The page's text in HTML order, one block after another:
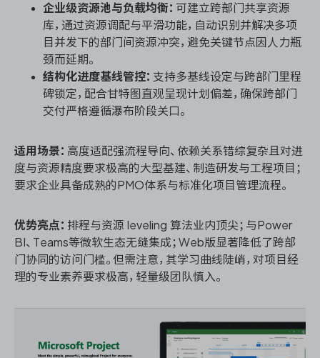
企业级资源池与负载均衡： 可建立跨部门共享资源
库，通过资源调配与平滑功能，自动识别并解决多项
目并发下的部门间资源冲突，避免关键节点因人力瓶
颈而延期。
结构化进度基线管控： 支持多基线设定与跨部门里程
碑锁定，配合甘特图直观呈现计划偏差，确保跨部门
交付严格遵循瀑布阶段关口。
适用场景： 高度适配强流程导向、依赖关系错综复杂且对进
度与资源精度要求极高的大型基建、制造研发与工程项目；
要求企业具备成熟的PMO体系与标准化项目管理流程。
优势亮点： 排程与资源 leveling 算法业内顶尖；与Power
BI、Teams等微软生态无缝集成；Web版显著降低了跨部
门协同的访问门槛。但需注意，其学习曲线陡峭，对项目经
理的专业素养要求极高，轻量级团队慎入。